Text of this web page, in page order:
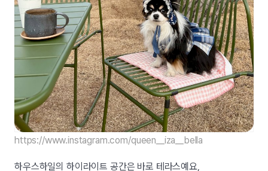
https://www.instagram.com/queen__iza__bella
하우스하일의 하이라이트 공간은 바로 테라스예요,